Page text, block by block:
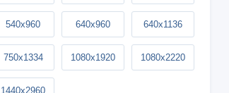
540x960 640x960 640x1136
750x1334 1080x1920 1080x2220
1440x2960